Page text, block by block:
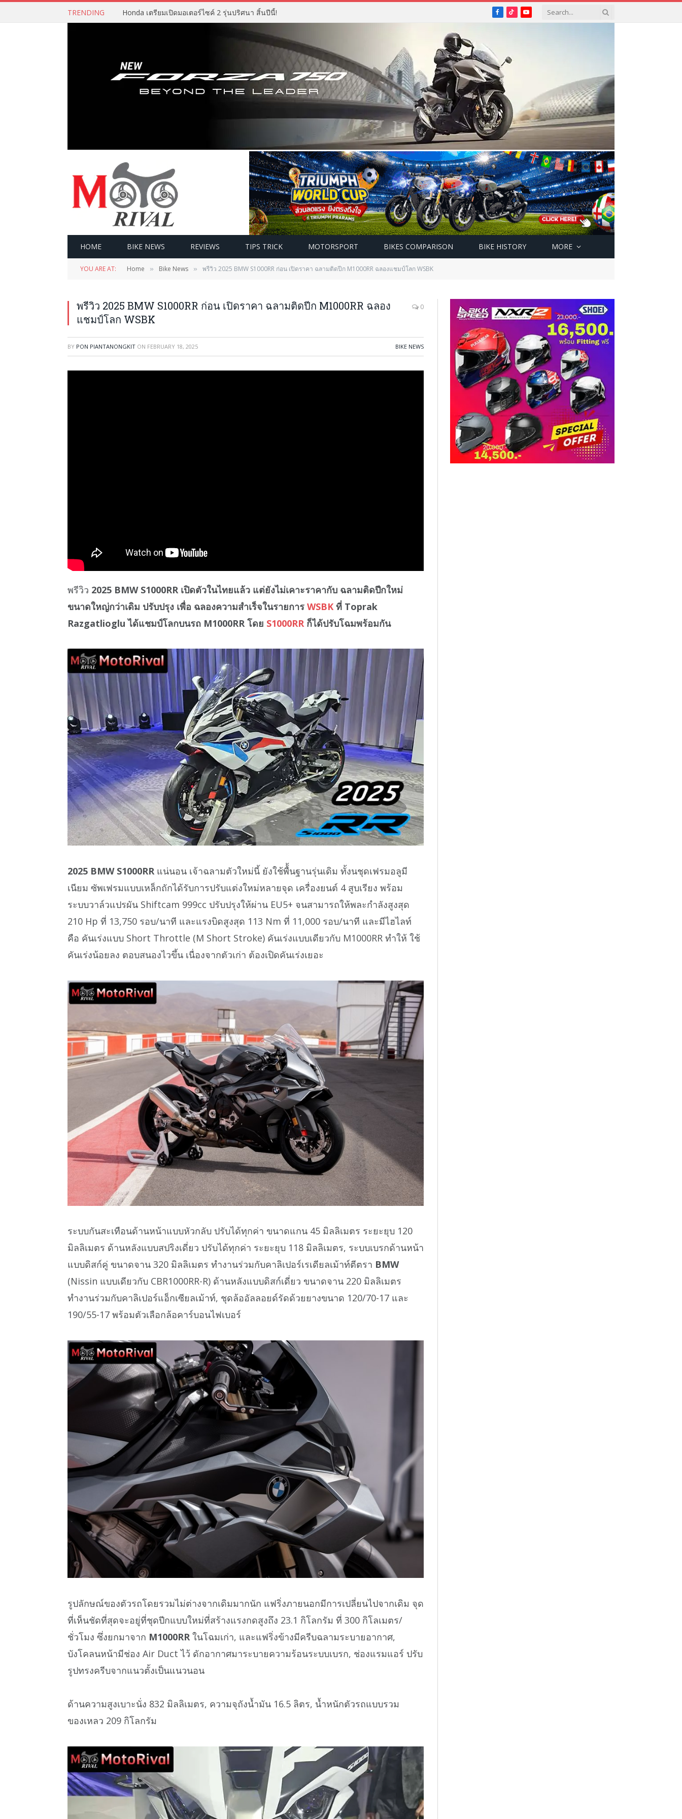
TRENDING Honda เตรียมเปิดมอเตอร์ไซค์ 2 รุ่นปริศนา สิ้นปีนี้! Facebook
TikTokYouTube
HOME BIKE NEWS REVIEWS TIPS TRICK MOTORSPORT BIKES COMPARISON BIKE HISTORY MORE
YOU ARE AT: Home » Bike News » พรีวิว 2025 BMW S1000RR ก่อน เปิดราคา ฉลามติดปีก M1000RR ฉลองแชมป์โลก WSBK
พรีวิว 2025 BMW S1000RR ก่อน เปิดราคา ฉลามติดปีก M1000RR ฉลอง
แชมป์โลก WSBK
0
BY PON PIANTANONGKIT ON FEBRUARY 18, 2025 BIKE NEWS
พรีวิว 2025 BMW S1000RR เปิดตัวในไทยแล้ว แต่ยังไม่เคาะราคากับ ฉลามติดปีกใหม่
ขนาดใหญ่กว่าเดิม ปรับปรุง เพื่อ ฉลองความสำเร็จในรายการ WSBK ที่ Toprak
Razgatlioglu ได้แชมป์โลกบนรถ M1000RR โดย S1000RR ก็ได้ปรับโฉมพร้อมกัน
2025 BMW S1000RR แน่นอน เจ้าฉลามตัวใหม่นี้ ยังใช้พื้้นฐานรุ่นเดิม ทั้งนชุดเฟรมอลูมี
เนียม ซัพเฟรมแบบเหล็กถักได้รับการปรับแต่งใหม่หลายจุด เครื่องยนต์ 4 สูบเรียง พร้อม
ระบบวาล์วแปรผัน Shiftcam 999cc ปรับปรุงให้ผ่าน EU5+ จนสามารถให้พละกำลังสูงสุด
210 Hp ที่ 13,750 รอบ/นาที และแรงบิดสูงสุด 113 Nm ที่ 11,000 รอบ/นาที และมีไฮไลท์
คือ คันเร่งแบบ Short Throttle (M Short Stroke) คันเร่งแบบเดียวกับ M1000RR ทำให้ ใช้
คันเร่งน้อยลง ตอบสนองไวขึ้น เนื่องจากตัวเก่า ต้องเปิดคันเร่งเยอะ
ระบบกันสะเทือนด้านหน้าแบบหัวกลับ ปรับได้ทุกค่า ขนาดแกน 45 มิลลิเมตร ระยะยุบ 120
มิลลิเมตร ด้านหลังแบบสปริงเดี่ยว ปรับได้ทุกค่า ระยะยุบ 118 มิลลิเมตร, ระบบเบรกด้านหน้า
แบบดิสก์คู่ ขนาดจาน 320 มิลลิเมตร ทำงานร่วมกับคาลิเปอร์เรเดียลเม้าท์ตีตรา BMW
(Nissin แบบเดียวกับ CBR1000RR-R) ด้านหลังแบบดิสก์เดี่ยว ขนาดจาน 220 มิลลิเมตร
ทำงานร่วมกับคาลิเปอร์แอ็กเซียลเม้าท์, ชุดล้ออัลลอยด์รัดด้วยยางขนาด 120/70-17 และ
190/55-17 พร้อมตัวเลือกล้อคาร์บอนไฟเบอร์
รูปลักษณ์ของตัวรถโดยรวมไม่ต่างจากเดิมมากนัก แฟริ่งภายนอกมีการเปลี่ยนไปจากเดิม จุด
ที่เห็นชัดที่สุดจะอยู่ที่ชุดปีกแบบใหม่ที่สร้างแรงกดสูงถึง 23.1 กิโลกรัม ที่ 300 กิโลเมตร/
ชั่วโมง ซึ่งยกมาจาก M1000RR ในโฉมเก่า, และแฟริ่งข้างมีครีบฉลามระบายอากาศ,
บังโคลนหน้ามีช่อง Air Duct ไว้ ดักอากาศมาระบายความร้อนระบบเบรก, ช่องแรมแอร์ ปรับ
รูปทรงครีบจากแนวตั้งเป็นแนวนอน
ด้านความสูงเบาะนั่ง 832 มิลลิเมตร, ความจุถังน้ำมัน 16.5 ลิตร, น้ำหนักตัวรถแบบรวม
ของเหลว 209 กิโลกรัม